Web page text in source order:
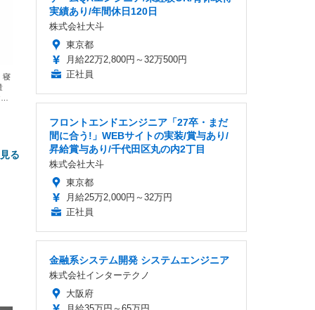
寝
る
実績あり/年間休日120日
株式会社大斗
東京都
月給22万2,800円～32万500円
正社員
フロントエンドエンジニア「27卒・まだ
間に合う!」WEBサイトの実装/賞与あり/
昇給賞与あり/千代田区丸の内2丁目
株式会社大斗
東京都
月給25万2,000円～32万円
正社員
金融系システム開発 システムエンジニア
株式会社インターテクノ
大阪府